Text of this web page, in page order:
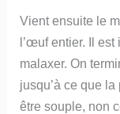
Vient ensuite le
l’œuf entier. Il est
malaxer. On
jusqu’à ce que
être souple, non